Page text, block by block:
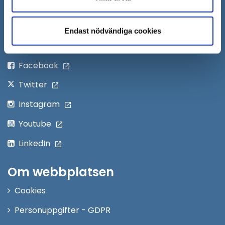
Endast nödvändiga cookies
PersonalingångÖppna
i
nytt
Följ oss på:
Facebook
Twitter
Instagram
Youtube
LinkedIn
Om webbplatsen
Cookies
Personuppgifter - GDPR